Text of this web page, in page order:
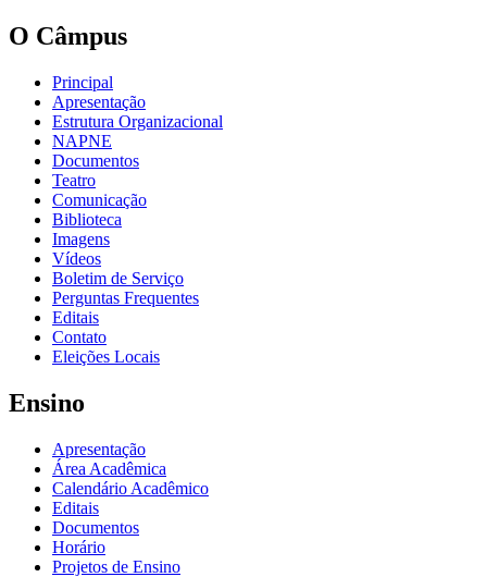
O Câmpus
Principal
Apresentação
Estrutura Organizacional
NAPNE
Documentos
Teatro
Comunicação
Biblioteca
Imagens
Vídeos
Boletim de Serviço
Perguntas Frequentes
Editais
Contato
Eleições Locais
Ensino
Apresentação
Área Acadêmica
Calendário Acadêmico
Editais
Documentos
Horário
Projetos de Ensino